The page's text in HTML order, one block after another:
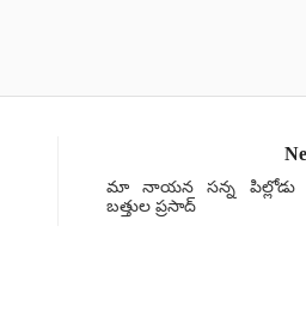
మా నాయన సన్న పిల్లోడు
బత్తుల ప్రసాద్